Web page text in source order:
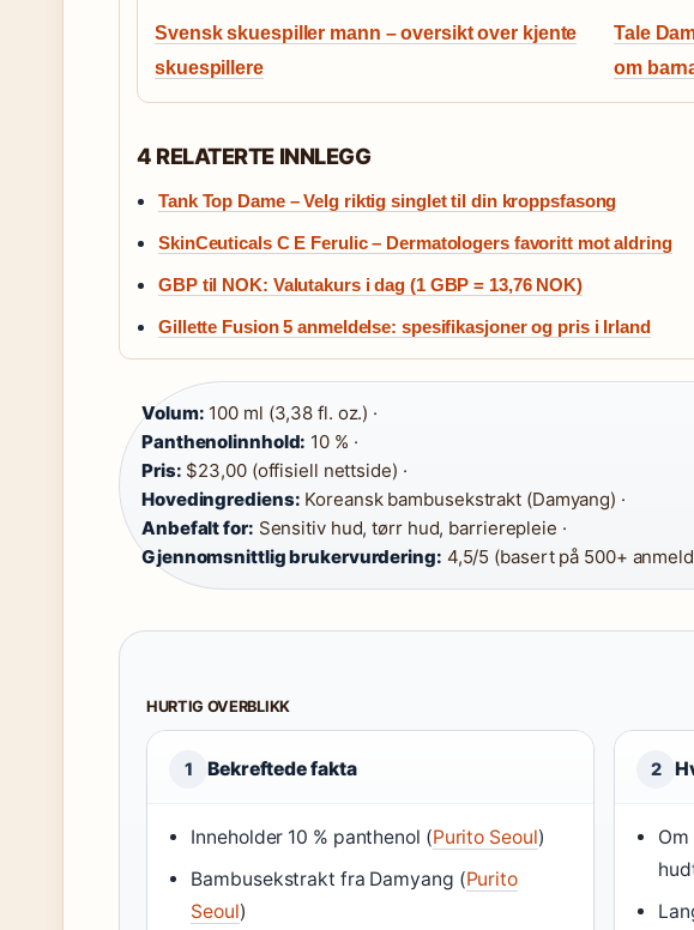
Svensk skuespiller mann – oversikt over kjente
skuespillere
Tale
om
4 RELATERTE INNLEGG
Tank Top Dame – Velg riktig singlet til din kroppsfasong
SkinCeuticals C E Ferulic – Dermatologers favoritt mot aldring
GBP til NOK: Valutakurs i dag (1 GBP = 13,76 NOK)
Gillette Fusion 5 anmeldelse: spesifikasjoner og pris i Irland
Volum: 100 ml (3,38 fl. oz.) ·
Panthenolinnhold: 10 % ·
Pris: $23,00 (offisiell nettside) ·
Hovedingrediens: Koreansk bambusekstrakt (Damyang) ·
Anbefalt for: Sensitiv hud, tørr hud, barrierepleie ·
Gjennomsnittlig brukervurdering: 4,5/5 (basert på 500+
HURTIG OVERBLIKK
1 Bekreftede fakta
Inneholder 10 % panthenol (Purito Seoul)
Bambusekstrakt fra Damyang (Purito
Seoul)
2